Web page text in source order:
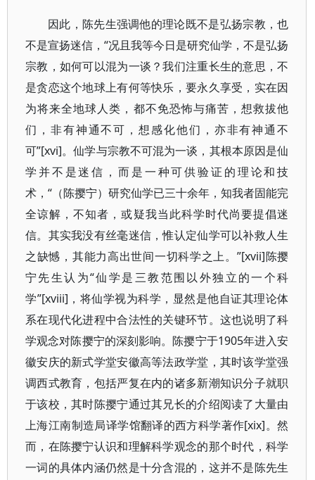
因此，陈先生强调他的理论既不是弘扬宗教，也
不是宣扬迷信，“况且我等今日是研究仙学，不是弘扬
宗教，如何可以混为一谈？我们注重长生的意思，不
是贪恋这个地球上有何等快乐，要永久享受，实在因
为将来全地球人类，都不免恐怖与痛苦，想救拔他
们，非有神通不可，想感化他们，亦非有神通不
可”[xvi]。仙学与宗教不可混为一谈，其根本原因是仙
学并不是迷信，而是一种可供验证的理论和技
术，“（陈撄宁）研究仙学已三十余年，知我者固能完
全谅解，不知者，或疑我当此科学时代尚要提倡迷
信。其实我没有丝毫迷信，惟认定仙学可以补救人生
之缺憾，其能力高出世间一切科学之上。”[xvii]陈撄
宁先生认为“仙学是三教范围以外独立的一个科
学”[xviii]，将仙学视为科学，显然是他自证其理论体
系在现代化进程中合法性的关键环节。这也说明了科
学观念对陈撄宁的深刻影响。陈撄宁于1905年进入安
徽安庆的新式学堂安徽高等法政学堂，其时该学堂强
调西式教育，包括严复在内的诸多新潮知识分子就职
于该校，其时陈撄宁通过其兄长的介绍阅读了大量由
上海江南制造局译学馆翻译的西方科学著作[xix]。然
而，在陈撄宁认识和理解科学观念的那个时代，科学
一词的具体内涵仍然是十分含混的，这并不是陈先生